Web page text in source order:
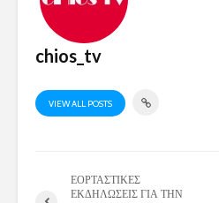
chios_tv
VIEW ALL POSTS
ΕΟΡΤΑΣΤΙΚΕΣ
ΕΚΔΗΛΩΣΕΙΣ ΓΙΑ ΤΗΝ